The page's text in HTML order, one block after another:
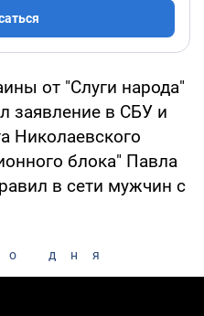
от "Слуги народа"
заявление в СБУ и
Николаевского
блока" Павла
в сети мужчин с
дня